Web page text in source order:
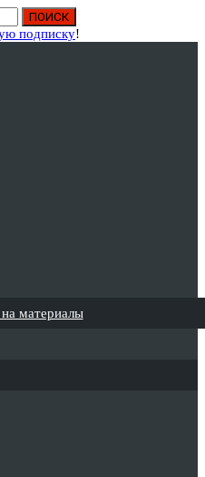
подписку!
материалы